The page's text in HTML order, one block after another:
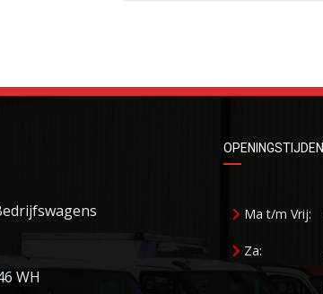
WH
OPENINGSTIJDEN
Ma t/m Vrij:
Za: